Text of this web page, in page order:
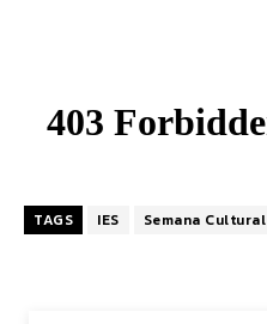
TAGS IES Semana Cultural